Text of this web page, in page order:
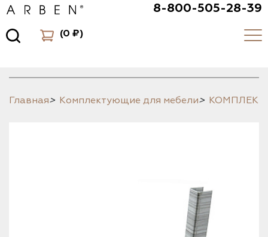
8-800-505-28-39
(0 ₽)
Главная> Комплектующие для мебели>